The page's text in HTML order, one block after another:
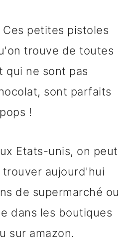
Ces petites pistoles
trouve de toutes
qui ne sont pas
sont parfaits
!
Etats-unis, on peut
aujourd'hui
de supermarché ou
dans les boutiques
sur amazon.